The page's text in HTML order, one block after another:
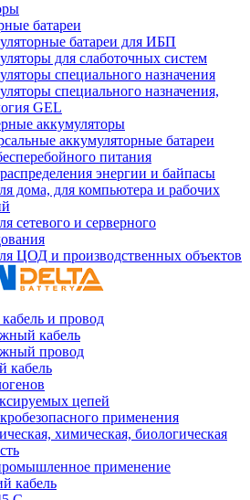
батареи
батареи для ИБП
для слаботочных систем
специального назначения
специального назначения,
GEL
аккумуляторы
аккумуляторные батареи
питания
энергии и байпасы
дома, для компьютера и рабочих
сетевого и серверного
ЦОД и производственных объектов
и провод
кабель
провод
кабель
цепей
применения
химическая, биологическая
применение
кабель